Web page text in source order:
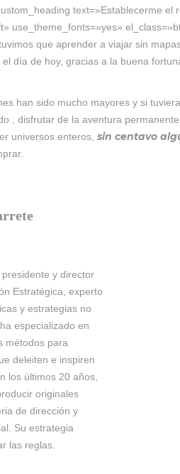
text=»Establecerme
use_theme_fonts=»yes»
que aprender a viajar sin
día de hoy, gracias a la buena
han sido mucho mayores y si
, disfrutar de la aventura
universos enteros, sin centavo
y director
Estratégica, experto
y estrategias no
especializado en
métodos para
deleiten e inspiren
los últimos 20 años,
originales
de dirección y
Su estrategia
las reglas.